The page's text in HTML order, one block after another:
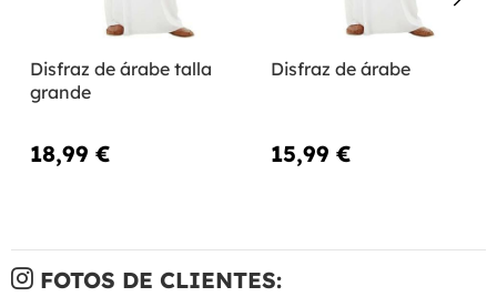
Disfraz de árabe talla
grande
18,99 €
Disfraz de árabe
15,99 €
FOTOS DE CLIENTES: